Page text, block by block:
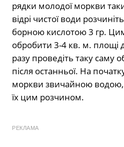
рядки молодої моркви
відрі чистої води
борною кислотою 3 гр.
обробити 3-4 кв. м. площі
разу проведіть таку саму
після останньої. На
моркви звичайною водою,
їх цим розчином.
РЕКЛАМА